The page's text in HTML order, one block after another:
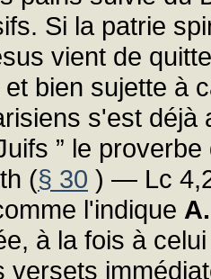
Si la patrie
vient de
bien sujette à
s'est déjà
” le
(§ 30 ) — Lc
l'indique
à la fois à
versets